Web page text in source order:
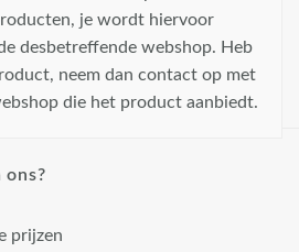
je wordt hiervoor
desbetreffende webshop. Heb
neem dan contact op met
die het product aanbiedt.
ons?
prijzen